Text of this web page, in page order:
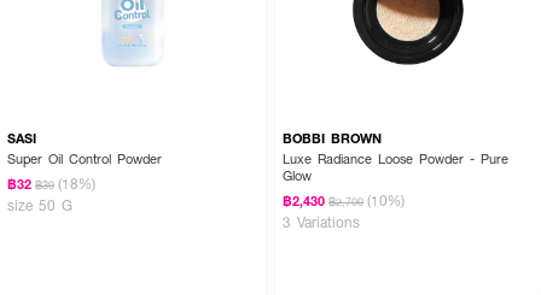
SASI
Super Oil Control Powder
฿32 ฿39 (18%)
size 50 G
BOBBI BROWN
Luxe Radiance Loose Powder - Pure
Glow
฿2,430 ฿2,700 (10%)
3 Variations